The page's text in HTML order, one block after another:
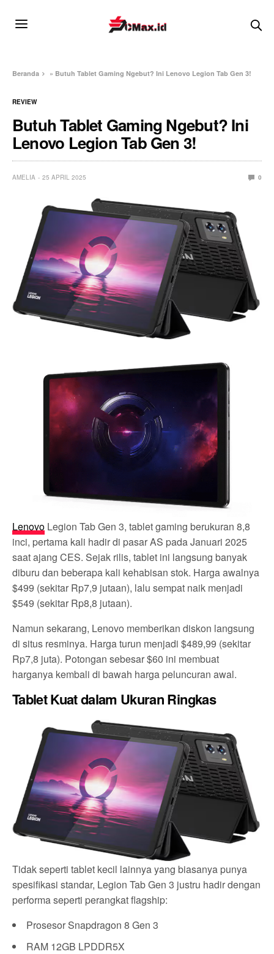
Beranda » Butuh Tablet Gaming Ngebut? Ini Lenovo Legion Tab Gen 3!
REVIEW
Butuh Tablet Gaming Ngebut? Ini
Lenovo Legion Tab Gen 3!
AMELIA 25 APRIL 2025 0
Lenovo Legion Tab Gen 3, tablet gaming berukuran 8,8
inci, pertama kali hadir di pasar AS pada Januari 2025
saat ajang CES. Sejak rilis, tablet ini langsung banyak
diburu dan beberapa kali kehabisan stok. Harga awalnya
$499 (sekitar Rp7,9 jutaan), lalu sempat naik menjadi
$549 (sekitar Rp8,8 jutaan).
Namun sekarang, Lenovo memberikan diskon langsung
di situs resminya. Harga turun menjadi $489,99 (sekitar
Rp7,8 juta). Potongan sebesar $60 ini membuat
harganya kembali di bawah harga peluncuran awal.
Tablet Kuat dalam Ukuran Ringkas
Tidak seperti tablet kecil lainnya yang biasanya punya
spesifikasi standar, Legion Tab Gen 3 justru hadir dengan
performa seperti perangkat flagship:
Prosesor Snapdragon 8 Gen 3
RAM 12GB LPDDR5X